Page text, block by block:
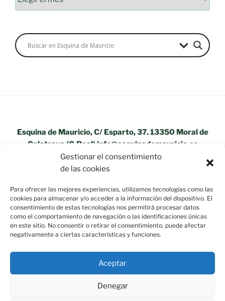
Gestionar el consentimiento
de las cookies
Para ofrecer las mejores experiencias, utilizamos tecnologías como las
cookies para almacenar y/o acceder a la información del dispositivo. El
consentimiento de estas tecnologías nos permitirá procesar datos
como el comportamiento de navegación o las identificaciones únicas
en este sitio. No consentir o retirar el consentimiento, puede afectar
negativamente a ciertas características y funciones.
Aceptar
Denegar
Esquina de Mauricio, C/ Esparto, 37. 13350 Moral de
Calatrava (C.Real) info@esquinademauricio.es
«Aviso Legal»